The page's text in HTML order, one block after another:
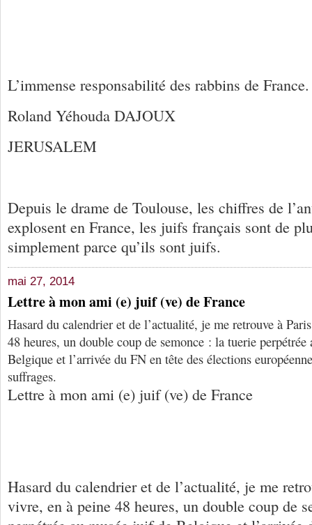
L’immense responsabilité des rabbins de France.
Roland Yéhouda DAJOUX
JERUSALEM
Depuis le drame de Toulouse, les chiffres de
explosent en France, les juifs français sont de
simplement parce qu’ils sont juifs.
mai 27, 2014
Lettre à mon ami (e) juif (ve) de France
Hasard du calendrier et de l’actualité, je me retrouve à
48 heures, un double coup de semonce : la tuerie
Belgique et l’arrivée du FN en tête des élections
suffrages.
Lettre à mon ami (e) juif (ve) de France
Hasard du calendrier et de l’actualité, je me
vivre, en à peine 48 heures, un double coup de